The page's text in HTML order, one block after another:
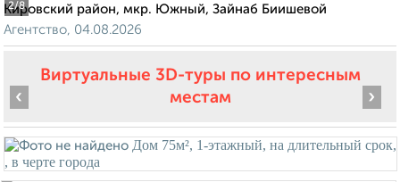
2/8
Кировский район, мкр. Южный, Зайнаб Биишевой
Агентство, 04.08.2026
Виртуальные 3D-туры по интересным
местам
‹ ›